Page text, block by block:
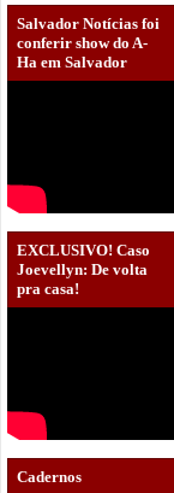
Salvador Notícias foi
conferir show do A-
Ha em Salvador
EXCLUSIVO! Caso
Joevellyn: De volta
pra casa!
Cadernos